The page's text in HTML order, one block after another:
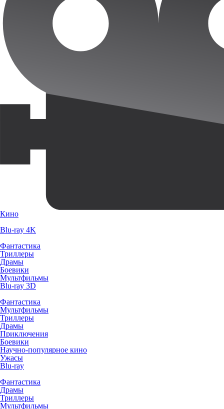
Кино
Blu-ray 4K
Фантастика
Триллеры
Драмы
Боевики
Мультфильмы
Blu-ray 3D
Фантастика
Мультфильмы
Триллеры
Драмы
Приключения
Боевики
Научно-популярное кино
Ужасы
Blu-ray
Фантастика
Драмы
Триллеры
Мультфильмы